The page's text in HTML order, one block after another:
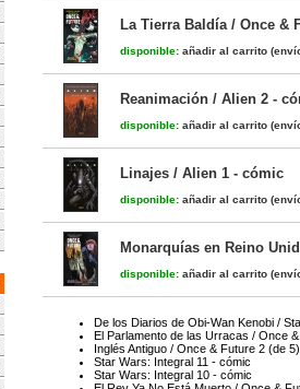
La Tierra Baldía / Once &
disponible: añadir al carrito
Reanimación / Alien 2 -
disponible: añadir al carrito
Linajes / Alien 1 - cómic
disponible: añadir al carrito
Monarquías en Reino
disponible: añadir al carrito
De los Diarios de Obi-Wan Kenobi /
El Parlamento de las Urracas / Once
Inglés Antiguo / Once & Future 2 (de
Star Wars: Integral 11 - cómic
Star Wars: Integral 10 - cómic